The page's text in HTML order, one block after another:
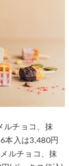
ルチョコ、抹
本入は3,480円
ルチョコ、抹